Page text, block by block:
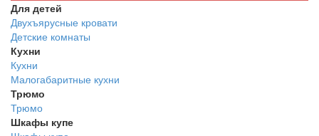
Для детей
Двухъярусные кровати
Детские комнаты
Кухни
Кухни
Малогабаритные кухни
Трюмо
Трюмо
Шкафы купе